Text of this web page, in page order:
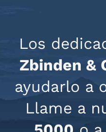
Los
Zbinden &
ayudarlo a
Llame a